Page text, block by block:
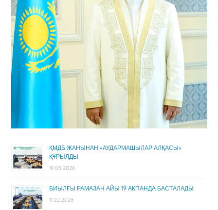
ҚМДБ ЖАНЫНАН «АУДАРМАШЫЛАР АЛҚАСЫ»
ҚҰРЫЛДЫ
19.05.2026
БИЫЛҒЫ РАМАЗАН АЙЫ 19 АҚПАНДА БАСТАЛАДЫ
11.02.2026